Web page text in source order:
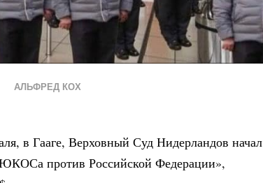
АЛЬФРЕД КОХ
в Гааге, Верховный Суд Нидерландов начал
против Российской Федерации»,